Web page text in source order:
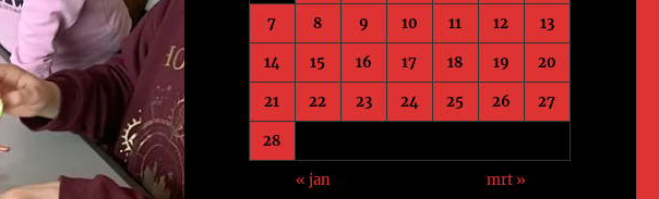
7 8 9 10 11 12 13
14 15 16 17 18 19 20
21 22 23 24 25 26 27
28
« jan mrt »